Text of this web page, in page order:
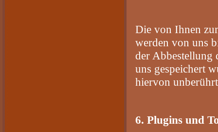
Die von Ihnen
werden von uns
der Abbestellung
uns gespeichert
hiervon
6. Plugins und